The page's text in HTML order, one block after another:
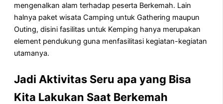
mengenalkan alam terhadap peserta Berkemah. Lain
halnya paket wisata Camping untuk Gathering maupun
Outing, disini fasilitas untuk Kemping hanya merupakan
element pendukung guna menfasilitasi kegiatan-kegiatan
utamanya.
Jadi Aktivitas Seru apa yang Bisa
Kita Lakukan Saat Berkemah